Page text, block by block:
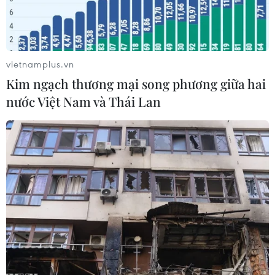
Futsal Việt Nam cần phải thi đấu tốt hơn so với trận gặp Thái
Lan khi đối đầu Futsal Uzbekistan ở tứ kết. (Nguồn: VFF)
Mặc dù để thua chủ nhà Thái Lan 1-2 ở lượt cuối
bảng A, Đội tuyển Futsal Việt Nam vẫn giành
quyền vào tứ kết giải Futsal châu Á 2024.
Khép lại vòng bảng, Futsal Việt Nam giành 4
vietnamplus.vn
Kim ngạch thương mại song phương giữa hai
nước Việt Nam và Thái Lan